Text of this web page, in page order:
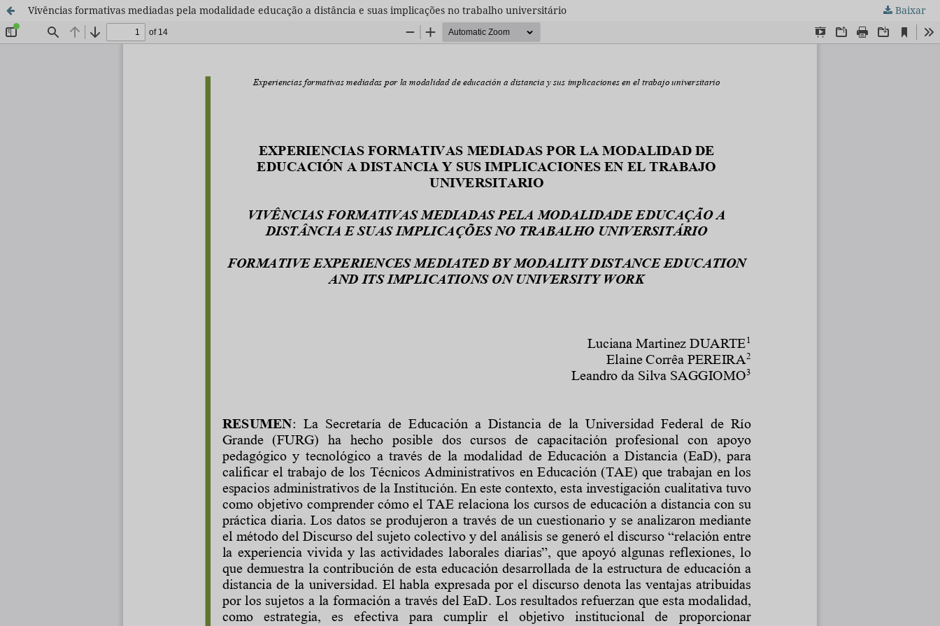
Vivências formativas mediadas pela modalidade educação a distância e suas implicações no trabalho universitário Baixar